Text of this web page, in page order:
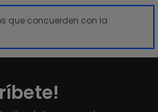
que concuerden con la